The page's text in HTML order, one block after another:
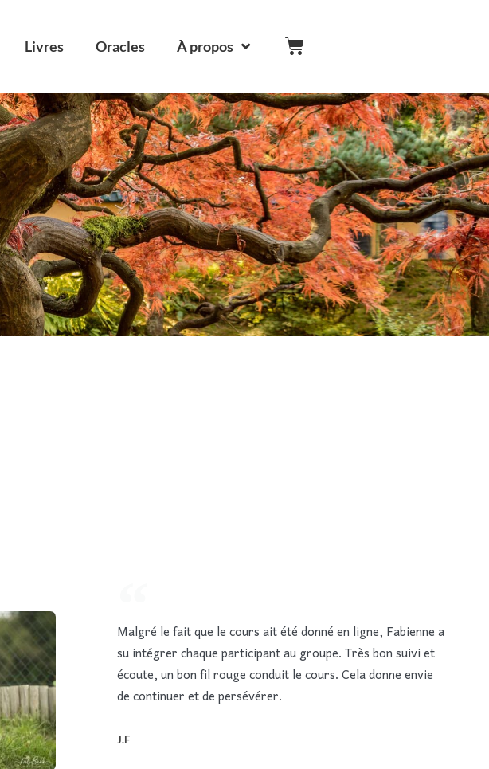
Livres Oracles À propos
Malgré le fait que le cours ait été donné en ligne, Fabienne a
su intégrer chaque participant au groupe. Très bon suivi et
écoute, un bon fil rouge conduit le cours. Cela donne envie
de continuer et de persévérer.
J.F